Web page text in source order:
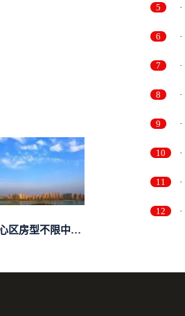
求购市中心区房型不限中档装修
5
6
7
8
9
10
11
12